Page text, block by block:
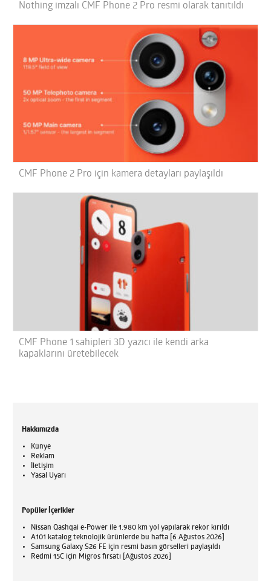
Nothing imzalı CMF Phone 2 Pro resmi olarak tanıtıldı
CMF Phone 2 Pro için kamera detayları paylaşıldı
CMF Phone 1 sahipleri 3D yazıcı ile kendi arka
kapaklarını üretebilecek
Hakkımızda
Künye
Reklam
İletişim
Yasal Uyarı
Popüler İçerikler
Nissan Qashqai e-Power ile 1.980 km yol yapılarak rekor kırıldı
A101 katalog teknolojik ürünlerde bu hafta [6 Ağustos 2026]
Samsung Galaxy S26 FE için resmi basın görselleri paylaşıldı
Redmi 15C için Migros fırsatı [Ağustos 2026]